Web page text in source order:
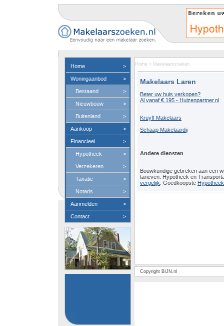
Home >
Woningaanbod >
Bestaand >
Nieuwbouw >
Buitenland >
Aankoop >
Financieel >
Hypotheek >
Verzekeren >
Taxatie >
Notaris >
Aanmelden >
Contact >
Home > Makelaarszoeken
Makelaars Laren
Beter uw huis verkopen?
Al vanaf € 195 - Huizenpartner.nl
Kruyff Makelaars
Schaap Makelaardij
Andere diensten
Bouwkundige gebreken aan een
tarieven. Hypotheek en
vergelijk . Goedkoopste
Copyright BIJN.nl